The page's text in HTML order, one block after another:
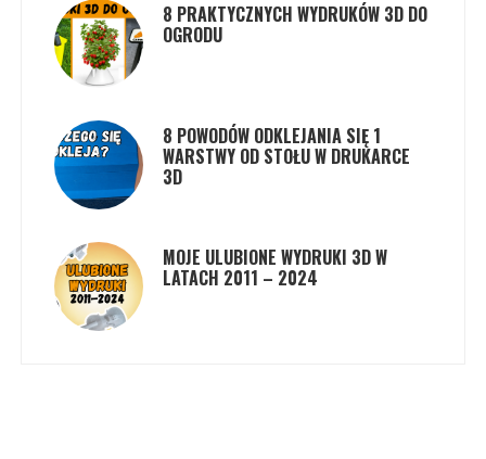
8 PRAKTYCZNYCH WYDRUKÓW 3D DO
OGRODU
8 POWODÓW ODKLEJANIA SIĘ 1
WARSTWY OD STOŁU W DRUKARCE
3D
MOJE ULUBIONE WYDRUKI 3D W
LATACH 2011 – 2024